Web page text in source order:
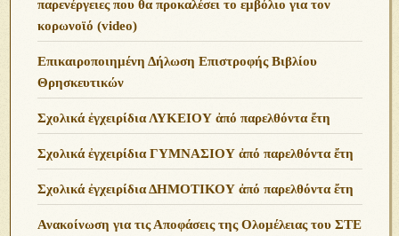
παρενέργειες που θα προκαλέσει το εμβόλιο για τον
κορωνοϊό (video)
Επικαιροποιημένη Δήλωση Επιστροφής Βιβλίου
Θρησκευτικών
Σχολικά ἐγχειρίδια ΛΥΚΕΙΟΥ ἀπό παρελθόντα ἔτη
Σχολικά ἐγχειρίδια ΓΥΜΝΑΣΙΟΥ ἀπό παρελθόντα ἔτη
Σχολικά ἐγχειρίδια ΔΗΜΟΤΙΚΟΥ ἀπό παρελθόντα ἔτη
Ανακοίνωση για τις Αποφάσεις της Ολομέλειας του ΣΤΕ